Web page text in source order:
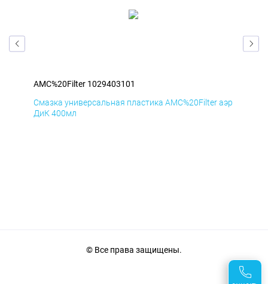
AMC%20Filter 1029403101
Смазка универсальная пластика AMC%20Filter аэр
ДиК 400мл
© Все права защищены.